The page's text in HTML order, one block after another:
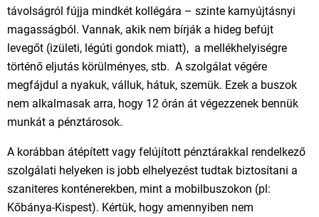
távolságról fújja mindkét kollégára – szinte karnyújtásnyi
magasságból. Vannak, akik nem bírják a hideg befújt
levegőt (izületi, légúti gondok miatt), a mellékhelyiségre
történő eljutás körülményes, stb. A szolgálat végére
megfájdul a nyakuk, válluk, hátuk, szemük. Ezek a buszok
nem alkalmasak arra, hogy 12 órán át végezzenek bennük
munkát a pénztárosok.
A korábban átépített vagy felújított pénztárakkal rendelkező
szolgálati helyeken is jobb elhelyezést tudtak biztosítani a
szaniteres konténerekben, mint a mobilbuszokon (pl:
Kőbánya-Kispest). Kértük, hogy amennyiben nem